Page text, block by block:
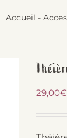
Accueil -
29,00€